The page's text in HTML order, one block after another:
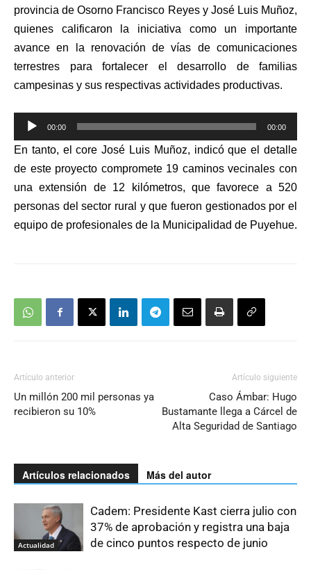
provincia de Osorno Francisco Reyes y José Luis Muñoz,
quienes calificaron la iniciativa como un importante
avance en la renovación de vías de comunicaciones
terrestres para fortalecer el desarrollo de familias
campesinas y sus respectivas actividades productivas.
Reproductor
de
audio
00:00 00:00
En tanto, el core José Luis Muñoz, indicó que el detalle
de este proyecto compromete 19 caminos vecinales con
una extensión de 12 kilómetros, que favorece a 520
personas del sector rural y que fueron gestionados por el
equipo de profesionales de la Municipalidad de Puyehue.
Artículo anterior
Un millón 200 mil personas ya
recibieron su 10%
Artículo siguiente
Caso Ámbar: Hugo
Bustamante llega a Cárcel de
Alta Seguridad de Santiago
Artículos relacionados Más del autor
Actualidad
Cadem: Presidente Kast cierra julio con
37% de aprobación y registra una baja
de cinco puntos respecto de junio